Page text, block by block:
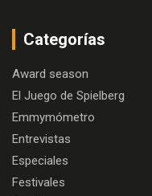
Categorías
Award season
El Juego de Spielberg
Emmymómetro
Entrevistas
Especiales
Festivales